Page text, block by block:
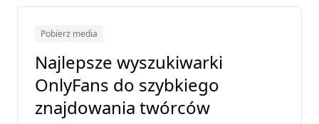
Pobierz media
Najlepsze wyszukiwarki
OnlyFans do szybkiego
znajdowania twórców